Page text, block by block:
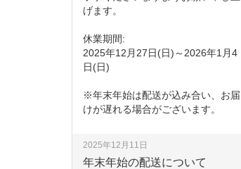
げます。
休業期間:
2025年12月27日(日)～2026年1月4
日(日)
※年末年始は配送が込み合い、お届
けが遅れる場合がございます。
2025年12月11日
年末年始の配送について